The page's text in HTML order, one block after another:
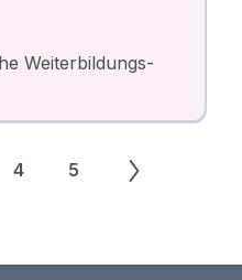
Weiterbildungs-
4 5